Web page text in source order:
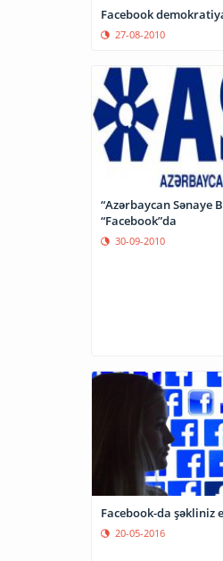
Facebook
27-08-2010
“Azərbaycan Sənaye
“Facebook”da
30-09-2010
Facebook-da şəkliniz
20-05-2016